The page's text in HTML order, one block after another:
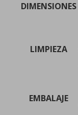
DIMENSIONES
LIMPIEZA
EMBALAJE